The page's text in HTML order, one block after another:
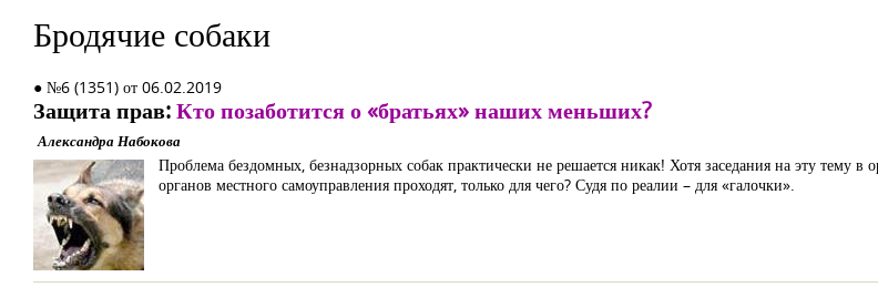
Бродячие собаки
● №6 (1351) от 06.02.2019
Защита прав:Кто позаботится о «братьях» наших меньших?
Александра Набокова
Проблема бездомных, безнадзорных собак практически не решается никак! Хотя заседания на эту тему в
органов местного самоуправления проходят, только для чего? Судя по реалии – для «галочки».